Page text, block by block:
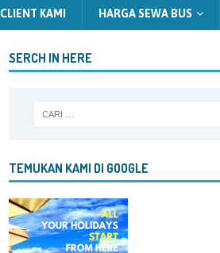
CLIENT KAMI HARGA SEWA BUS
SERCH IN HERE
TEMUKAN KAMI DI GOOGLE